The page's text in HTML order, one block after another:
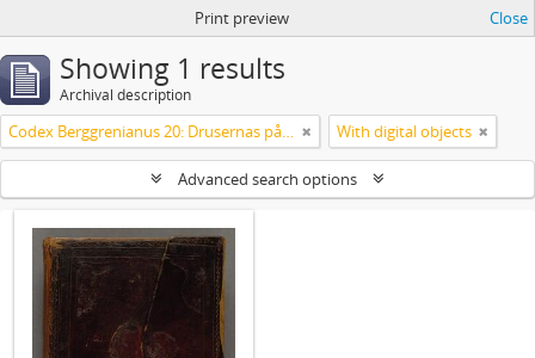
Print preview Close
Showing 1 results
Archival description
Codex Berggrenianus 20: Drusernas på Libanon heliga bok With digital objects
Advanced search options